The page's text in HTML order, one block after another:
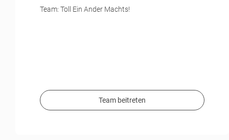
Team: Toll Ein Ander Machts!
Team beitreten